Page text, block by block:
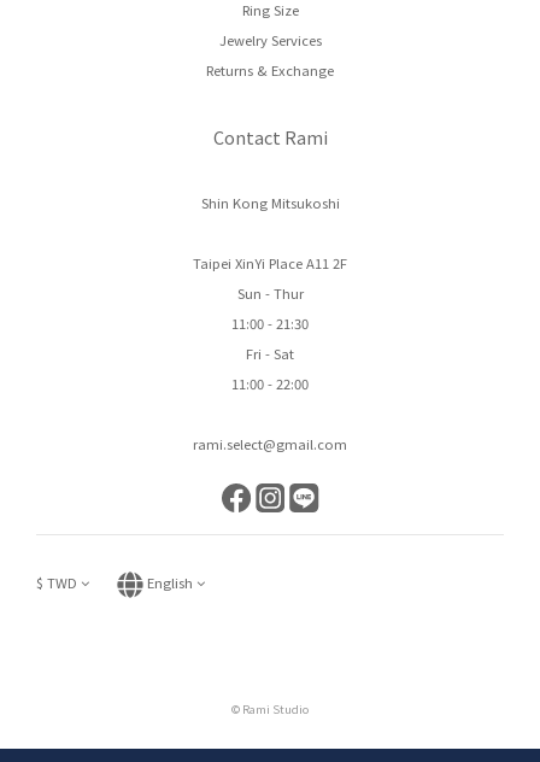
Ring Size
Jewelry Services
Returns & Exchange
Contact Rami
Shin Kong Mitsukoshi
Taipei XinYi Place A11 2F
Sun - Thur
11:00 - 21:30
Fri - Sat
11:00 - 22:00
rami.select@gmail.com
$ TWD English
© Rami Studio